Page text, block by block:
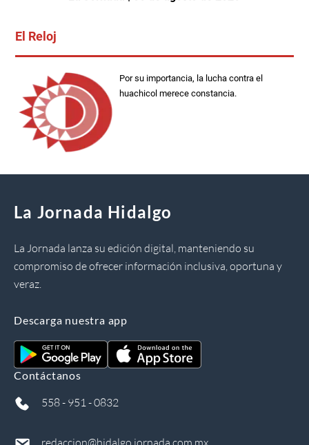
El Reloj
Por su importancia, la lucha contra el
huachicol merece constancia.
La Jornada Hidalgo
La Jornada lanza su edición digital, manteniendo su
compromiso de ofrecer información inclusiva, oportuna y
veraz.
Descarga nuestra app
Contáctanos
558 - 951 - 0832